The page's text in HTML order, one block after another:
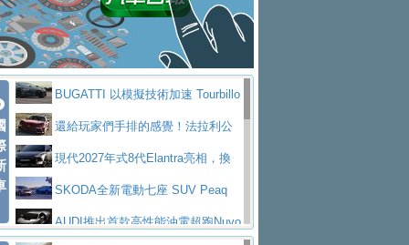
拌車 消防車除了滅火裝備還需要什麼？
一探SITRAK “準” 消防車的究竟
大益金龍初試啼聲，汽柴油5噸貨車
不是對手正宗年鑑2025年全球自動車年鑑1月
下旬問世！2024第六屆ISUZU運轉職人挑戰賽
首度前進南台灣熱烈開戰
豪華電能休旅新星 Audi Q4 Sportba
ck 55 e-tron S lineScania Taiwan 逆風而行，加深力
道投資布局
升
MATIC Electric 登場
奢華與科技大躍進，MAZDA全新3
代CX-5全方位進化提前亮相並展開預售94.9
萬起
馬自達公布 2027 年式 MX-5 更
新，新增 Yakudo 特別版
Skoda Peaq 發表全新電動動力系
統 最長續航逾 640 公里、支援雙向供電
BMW M2 首度導入 xDrive 四驅，
美國與瑞士需求成關鍵推手
The all-new T-Roc 魅力 自成焦點
Maserati GT2 Stradale「Tribute to
MC12」全球首度亮相
迎接 RANGE ROVER 品牌家族第
BUGATTI 以模擬技術加速 Tourbillo
n 動態開發還給玩家們手排的感覺！法拉利公
布12Cilidri Manaule手排超跑產品細節
現代2027年式8代Elantra亮相，換
裝更銳利的造型、更先進的資訊娛樂系統及
更高效的動力
SKODA全新電動七座 SUV Peaq
問世，擁有品牌史上最寬敞且豪華的座艙
AUDI推出首款高性能油電超跑Nuvo